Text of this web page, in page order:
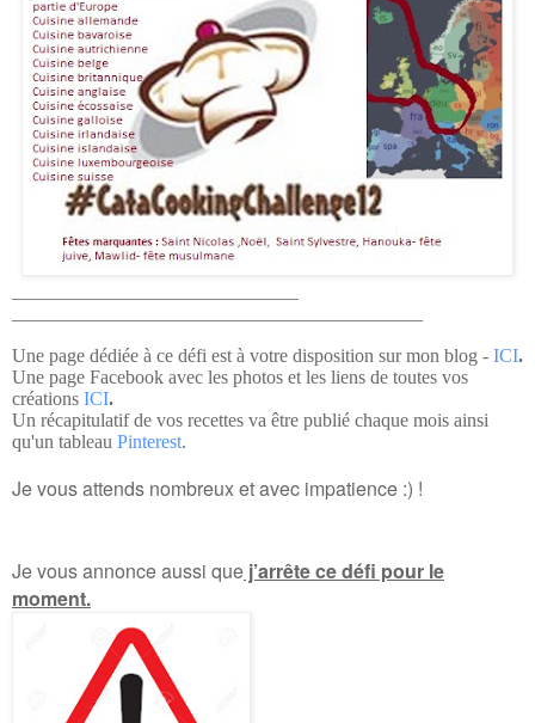
Une page dédiée à ce défi est à votre disposition sur mon blog - ICI.
Une page Facebook avec les photos et les liens de toutes vos
créations ICI.
Un récapitulatif de vos recettes va être publié chaque mois ainsi
qu'un tableau Pinterest.
Je vous attends nombreux et avec impatience :) !
Je vous annonce aussi que j’arrête ce défi pour le
moment.